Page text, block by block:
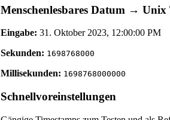
Menschenlesbares Datum → Unix
Eingabe: 31. Oktober 2023, 12:00:00 PM
Sekunden: 1698768000
Millisekunden: 1698768000000
Schnellvoreinstellungen